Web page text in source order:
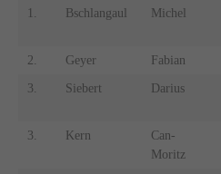
1. Bschlangaul Michel
2. Geyer Fabian
3. Siebert Darius
3. Kern
Can-
Moritz